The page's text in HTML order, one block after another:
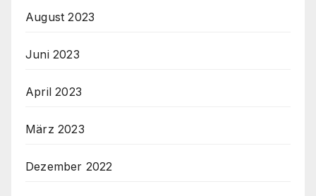
August 2023
Juni 2023
April 2023
März 2023
Dezember 2022